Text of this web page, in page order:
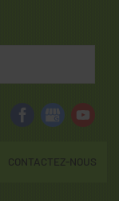
CONTACTEZ-NOUS